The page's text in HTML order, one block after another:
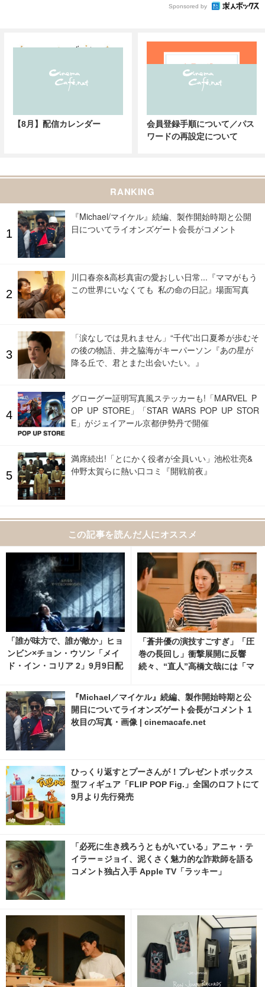
Sponsored by
【8月】配信カレンダー
会員登録手順について／パス
ワードの再設定について
RANKING
『Michael/マイケル』続編、製作開始時期と公開
日についてライオンズゲート会長がコメント
川口春奈&高杉真宙の愛おしい日常...『ママがもう
この世界にいなくても 私の命の日記』場面写真
「涙なしでは見れません」“千代”出口夏希が歩むそ
の後の物語、井之脇海がキーパーソン『あの星が
降る丘で、君とまた出会いたい。』
グローグー証明写真風ステッカーも!「MARVEL P
OP UP STORE」「STAR WARS POP UP STOR
E」がジェイアール京都伊勢丹で開催
満席続出!「とにかく役者が全員いい」池松壮亮&
仲野太賀らに熱い口コミ『開戦前夜』
この記事を読んだ人にオススメ
「誰が味方で、誰が敵か」ヒョ
ンビン×チョン・ウソン「メイ
ド・イン・コリア 2」9月9日配
「蒼井優の演技すごすぎ」「圧
巻の長回し」衝撃展開に反響
続々、“直人”高橋文哉には「マ
ャツが乾くまで」5話
『Michael／マイケル』続編、製作開始時期と公
開日についてライオンズゲート会長がコメント 1
枚目の写真・画像 | cinemacafe.net
ひっくり返すとプーさんが！プレゼントボックス
型フィギュア「FLIP POP Fig.」全国のロフトにて
9月より先行発売
「必死に生き残ろうともがいている」アニャ・テ
イラー＝ジョイ、泥くさく魅力的な詐欺師を語る
コメント独占入手 Apple TV「ラッキー」